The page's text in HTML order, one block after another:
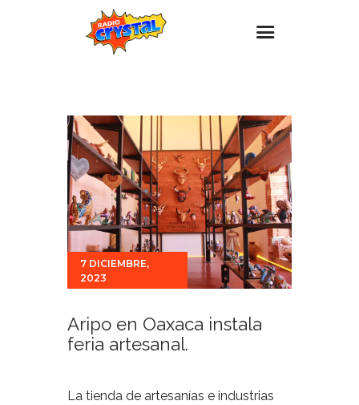
Estaciones
Eventos
Promociones
Noticias
Para ti
Contacto
7 DICIEMBRE,
2023
Aripo en Oaxaca instala
feria artesanal.
La tienda de artesanías e industrias